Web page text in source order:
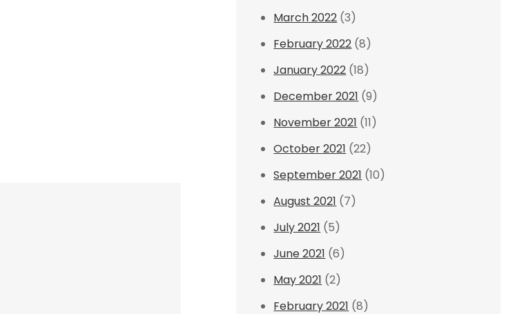
March 2022 (3)
February 2022 (8)
January 2022 (18)
December 2021 (9)
November 2021 (11)
October 2021 (22)
September 2021 (10)
August 2021 (7)
July 2021 (5)
June 2021 (6)
May 2021 (2)
February 2021 (8)